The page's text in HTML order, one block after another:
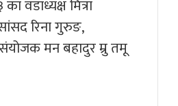
वडाध्यक्ष मित्रा
रिना गुरुङ,
मन बहादुर म्रु तमू